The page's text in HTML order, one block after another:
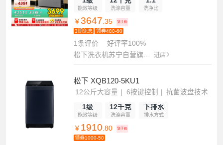
能效等级 洗涤容量 洗净比
￥ 3647 .35 到手价
3期免息 领券480-60
1条评价
好评率100%
松下洗衣机苏宁自营旗舰店
进店
松下 XQB120-5KU1
12公斤大容量 6按键控制 抗菌波盘技术
1级
能效等级
12千克
洗涤容量
下排水
排水方式
￥ 1910 .80 到手价
领券1000-50